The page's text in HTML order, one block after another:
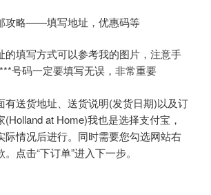
攻略——填写地址，优惠码等
的填写方式可以参考我的图片，注意手
号码一定要填写无误，非常重要
有送货地址、送货说明(发货日期)以及订
at Home)我也是选择支付宝，
际情况后进行。同时需要您勾选网站右
点击“下订单”进入下一步。